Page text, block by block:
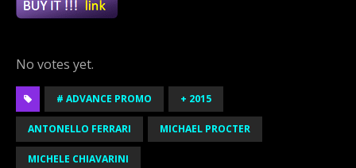
No votes yet.
# ADVANCE PROMO + 2015
ANTONELLO FERRARI MICHAEL PROCTER
MICHELE CHIAVARINI